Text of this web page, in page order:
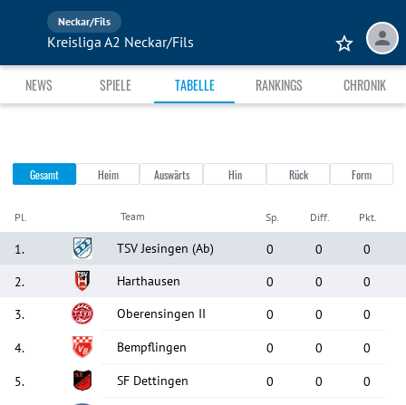
Neckar/Fils
Kreisliga A2 Neckar/Fils
NEWS SPIELE TABELLE RANKINGS CHRONIK
Gesamt Heim Auswärts Hin Rück Form
Pl. Team Sp. Diff. Pkt.
1. TSV Jesingen (Ab) 0 0
0
2. Harthausen 0 0
0
3. Oberensingen II 0 0 0
4. Bempflingen 0 0 0
5. SF Dettingen 0 0 0